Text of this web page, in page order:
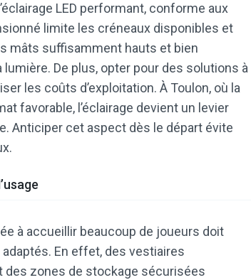
LED performant, conforme aux
limite les créneaux disponibles et
mâts suffisamment hauts et bien
De plus, opter pour des solutions à
les coûts d’exploitation. À Toulon, où la
favorable, l’éclairage devient un levier
Anticiper cet aspect dès le départ évite
à accueillir beaucoup de joueurs doit
En effet, des vestiaires
zones de stockage sécurisées